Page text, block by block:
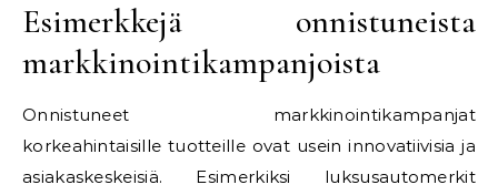
Esimerkkejä onnistuneista
markkinointikampanjoista
Onnistuneet markkinointikampanjat
korkeahintaisille tuotteille ovat usein innovatiivisia ja
asiakaskeskeisiä. Esimerkiksi luksusautomerkit